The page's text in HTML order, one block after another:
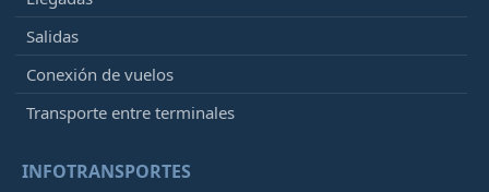
Salidas
Conexión de vuelos
Transporte entre terminales
INFOTRANSPORTES